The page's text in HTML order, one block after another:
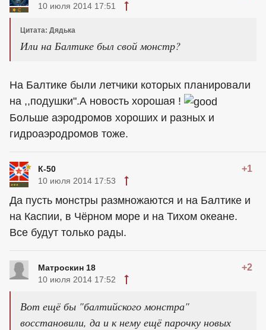
10 июля 2014 17:51
Цитата: Дядька
Или на Балтике был свой монстр?
На Балтике были летчики которых планировали
на ,,подушки".А новость хорошая !
Больше аэродромов хороших и разных и
гидроаэродромов тоже.
К-50 +1
10 июля 2014 17:53
Да пусть монстры размножаются и на Балтике и
на Каспии, в Чёрном море и на Тихом океане.
Все будут только рады.
Матроскин 18 +2
10 июля 2014 17:52
Вот ещё бы "балтийского монстра"
восстановили, да и к нему ещё парочку новых